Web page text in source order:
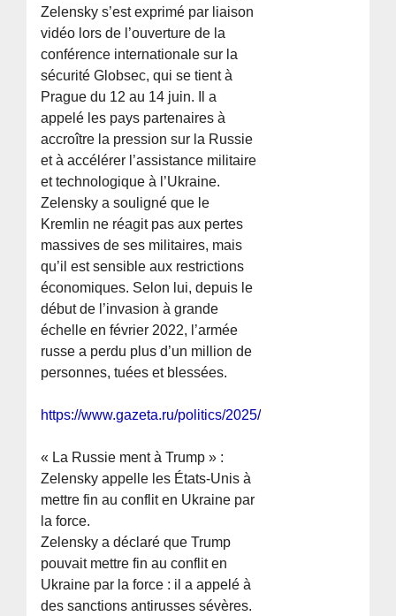
Zelensky s’est exprimé par liaison
vidéo lors de l’ouverture de la
conférence internationale sur la
sécurité Globsec, qui se tient à
Prague du 12 au 14 juin. Il a
appelé les pays partenaires à
accroître la pression sur la Russie
et à accélérer l’assistance militaire
et technologique à l’Ukraine.
Zelensky a souligné que le
Kremlin ne réagit pas aux pertes
massives de ses militaires, mais
qu’il est sensible aux restrictions
économiques. Selon lui, depuis le
début de l’invasion à grande
échelle en février 2022, l’armée
russe a perdu plus d’un million de
personnes, tuées et blessées.
https://www.gazeta.ru/politics/2025/06/12/
« La Russie ment à Trump » :
Zelensky appelle les États-Unis à
mettre fin au conflit en Ukraine par
la force.
Zelensky a déclaré que Trump
pouvait mettre fin au conflit en
Ukraine par la force : il a appelé à
des sanctions antirusses sévères.